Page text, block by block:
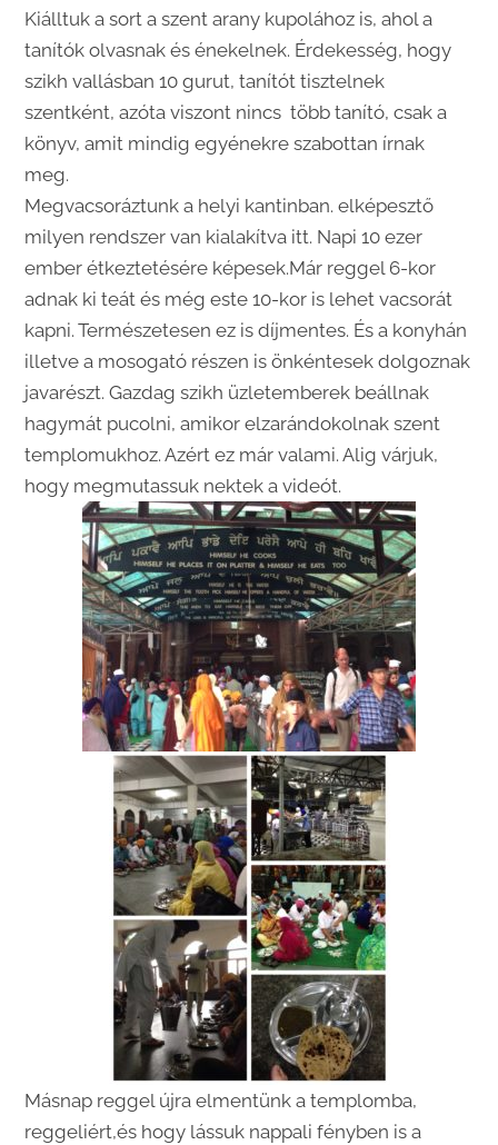
Kiálltuk a sort a szent arany kupolához is, ahol a
tanítók olvasnak és énekelnek. Érdekesség, hogy
szikh vallásban 10 gurut, tanítót tisztelnek
szentként, azóta viszont nincs több tanító, csak a
könyv, amit mindig egyénekre szabottan írnak
meg.
Megvacsoráztunk a helyi kantinban. elképesztő
milyen rendszer van kialakítva itt. Napi 10 ezer
ember étkeztetésére képesek.Már reggel 6-kor
adnak ki teát és még este 10-kor is lehet vacsorát
kapni. Természetesen ez is díjmentes. És a konyhán
illetve a mosogató részen is önkéntesek dolgoznak
javarészt. Gazdag szikh üzletemberek beállnak
hagymát pucolni, amikor elzarándokolnak szent
templomukhoz. Azért ez már valami. Alig várjuk,
hogy megmutassuk nektek a videót.
Másnap reggel újra elmentünk a templomba,
reggeliért,és hogy lássuk nappali fényben is a